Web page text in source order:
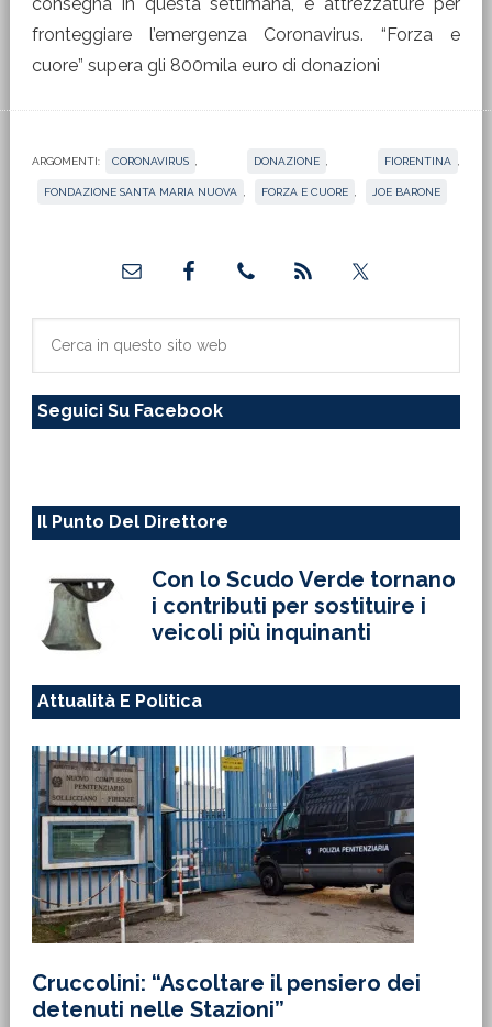
fronteggiare l’emergenza Coronavirus. “Forza e
cuore” supera gli 800mila euro di donazioni
ARGOMENTI: CORONAVIRUS DONAZIONE FIORENTINA
FONDAZIONE SANTA MARIA NUOVA FORZA E CUORE JOE BARONE
primaria
sito
Seguici Su Facebook
Il Punto Del Direttore
Con lo Scudo Verde tornano
i contributi per sostituire i
veicoli più inquinanti
Attualità E Politica
Cruccolini: “Ascoltare il pensiero dei
detenuti nelle Stazioni”